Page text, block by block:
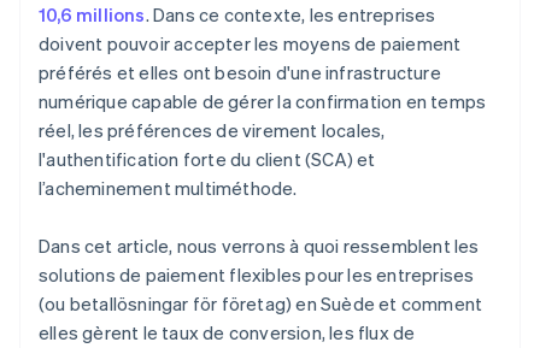
10,6 millions. Dans ce contexte, les entreprises
doivent pouvoir accepter les moyens de paiement
préférés et elles ont besoin d'une infrastructure
numérique capable de gérer la confirmation en temps
réel, les préférences de virement locales,
l'authentification forte du client (SCA) et
l’acheminement multiméthode.
Dans cet article, nous verrons à quoi ressemblent les
solutions de paiement flexibles pour les entreprises
(ou betallösningar för företag) en Suède et comment
elles gèrent le taux de conversion, les flux de